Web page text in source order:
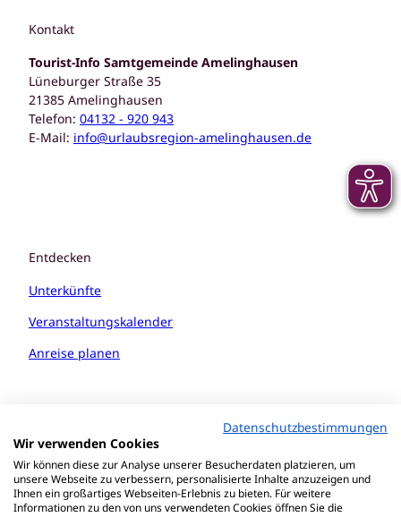
Kontakt
Tourist-Info Samtgemeinde Amelinghausen
Lüneburger Straße 35
21385 Amelinghausen
Telefon: 04132 - 920 943
E-Mail: info@urlaubsregion-amelinghausen.de
Entdecken
Unterkünfte
Veranstaltungskalender
Anreise planen
Datenschutzbestimmungen
Wir verwenden Cookies
Wir können diese zur Analyse unserer Besucherdaten platzieren, um
unsere Webseite zu verbessern, personalisierte Inhalte anzuzeigen und
Ihnen ein großartiges Webseiten-Erlebnis zu bieten. Für weitere
Informationen zu den von uns verwendeten Cookies öffnen Sie die